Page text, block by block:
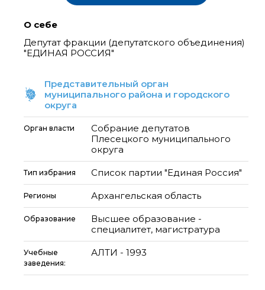
О себе
Депутат фракции (депутатского объединения)
"ЕДИНАЯ РОССИЯ"
Представительный орган
муниципального района и городского
округа
Орган власти
Собрание депутатов
Плесецкого муниципального
округа
Тип избрания Список партии "Единая Россия"
Регионы Архангельская область
Образование
Высшее образование -
специалитет, магистратура
Учебные
заведения:
АЛТИ - 1993